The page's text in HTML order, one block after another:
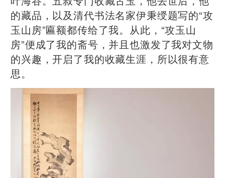
的藏品，以及清代书法名家伊秉绶题写的“攻
玉山房”匾额都传给了我。从此，“攻玉山
房”便成了我的斋号，并且也激发了我对文物
的兴趣，开启了我的收藏生涯，所以很有意
思。